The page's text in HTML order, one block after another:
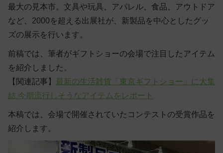
最大の見本市。文具や玩具、アパレル、食品、アウトドア
など、2000を超える出展社が、新製品を中心としたグッ
ズの展示を行います。
前稿では、筆者がギフトショーの会場で注目したアイテム
を紹介しました。
【関連記事】 最新の生活雑貨「東京ギフトショー」に大集
結 今期流行しそうなアイテムをレポート
本稿では、会場で開催されていたコンテストの受賞作品を
紹介します。